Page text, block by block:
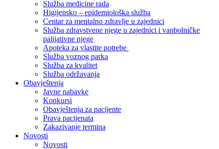
Služba medicine rada
Higijensko – epidemiološka služba
Centar za mentalno zdravlje u zajednici
Služba zdravstvene njege u zajednici i vanbolničke
palijativne njege
Apoteka za vlastite potrebe
Služba voznog parka
Služba za kvalitet
Služba održavanja
Obavještenja
Javne nabavke
Konkursi
Obavještenja za pacijente
Prava pacijenata
Zakazivanje termina
Novosti
Novosti